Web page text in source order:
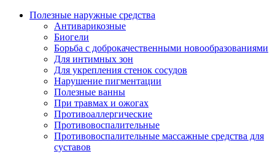
Полезные наружные средства
Антиварикозные
Биогели
Борьба с доброкачественными новообразованиями
Для интимных зон
Для укрепления стенок сосудов
Нарушение пигментации
Полезные ванны
При травмах и ожогах
Противоаллергические
Противовоспалительные
Противовоспалительные массажные средства для
суставов